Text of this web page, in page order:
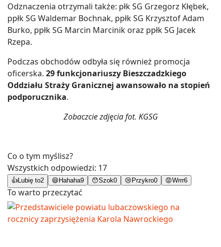
Odznaczenia otrzymali także: płk SG Grzegorz Kłębek,
ppłk SG Waldemar Bochnak, ppłk SG Krzysztof Adam
Burko, ppłk SG Marcin Marcinik oraz ppłk SG Jacek
Rzepa.
Podczas obchodów odbyła się również promocja
oficerska. 29 funkcjonariuszy Bieszczadzkiego
Oddziału Straży Granicznej awansowało na stopień
podporucznika.
Zobaczcie zdjęcia fot. KGSG
Co o tym myślisz?
Wszystkich odpowiedzi: 17
👍 Lubię to2 😄 Hahaha9 😯Szok0 😢 Przykro0 😡Wrrr6
To warto przeczytać